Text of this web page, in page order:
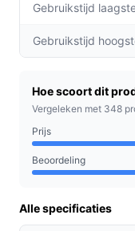
verwijdert
De AEG CX7-2-
die dagelijks te
iedereen die op
stofzuiger voor
Praktische
Gebruikstijd
Gebruikstijd
Hoe scoort dit
Vergeleken met 348
Prijs
Beoordeling
Alle specificaties